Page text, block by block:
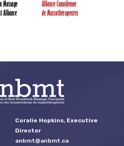
Coralie Hopkins, Executive
Director
anbmt@anbmt.ca